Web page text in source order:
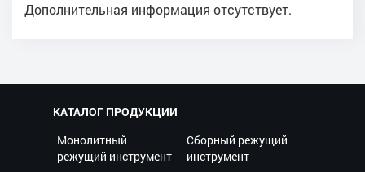
Дополнительная информация отсутствует.
КАТАЛОГ ПРОДУКЦИИ
Монолитный
режущий инструмент
Сборный режущий
инструмент